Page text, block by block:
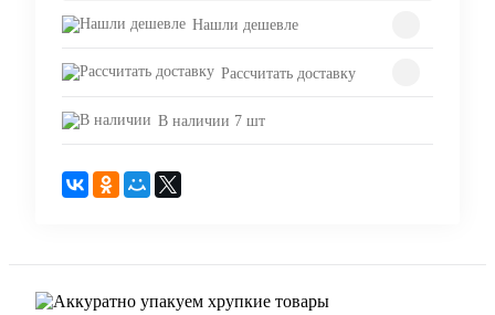
Нашли дешевле
Рассчитать доставку
В наличии 7 шт